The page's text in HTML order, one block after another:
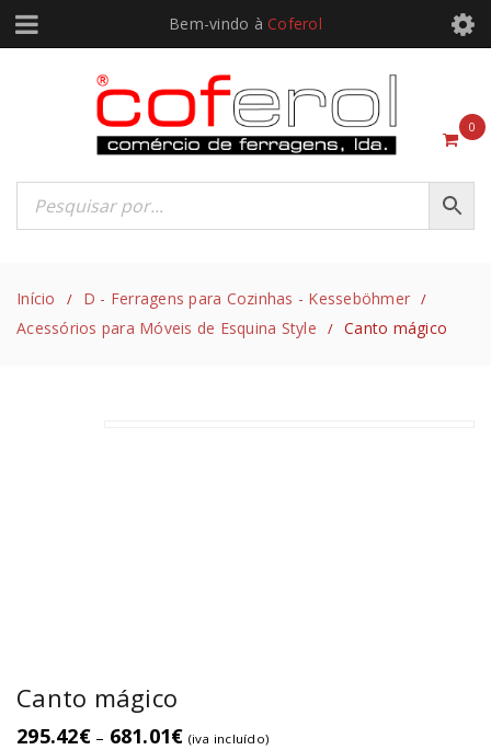
Bem-vindo à Coferol
0
Início / D - Ferragens para Cozinhas - Kesseböhmer /
Acessórios para Móveis de Esquina Style / Canto mágico
Canto mágico
295.42€ – 681.01€ (iva incluído)